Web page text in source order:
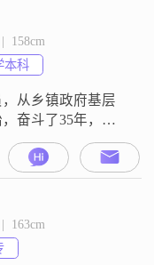
158cm
本科
从乡镇政府基层
奋斗了35年，刚
关退休，2019年9月
，心态平衡，精气
生活充满期待！
年人的生活模
省一家民营企业
十五年的风雨仕
个舞台，一切都
163cm